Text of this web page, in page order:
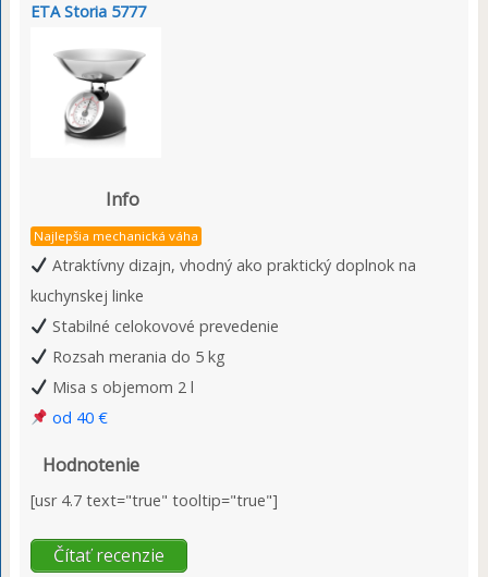
ETA Storia 5777
Info
Najlepšia mechanická váha
Atraktívny dizajn, vhodný ako praktický doplnok na
kuchynskej linke
Stabilné celokovové prevedenie
Rozsah merania do 5 kg
Misa s objemom 2 l
od 40 €
Hodnotenie
[usr 4.7 text="true" tooltip="true"]
Čítať recenzie